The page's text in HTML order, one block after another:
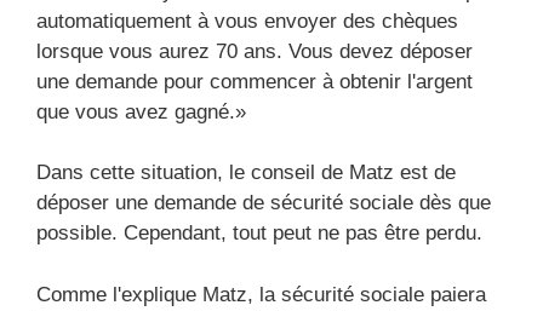
automatiquement à vous envoyer des chèques
lorsque vous aurez 70 ans. Vous devez déposer
une demande pour commencer à obtenir l'argent
que vous avez gagné.»
Dans cette situation, le conseil de Matz est de
déposer une demande de sécurité sociale dès que
possible. Cependant, tout peut ne pas être perdu.
Comme l'explique Matz, la sécurité sociale paiera